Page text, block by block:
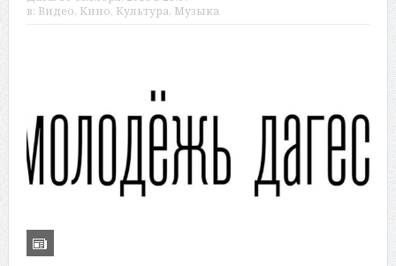
в: Видео, Кино, Культура, Музыка